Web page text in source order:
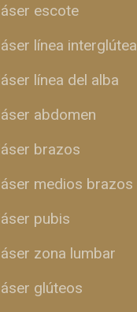
escote
línea interglútea
línea del alba
abdomen
brazos
medios brazos
pubis
zona lumbar
glúteos